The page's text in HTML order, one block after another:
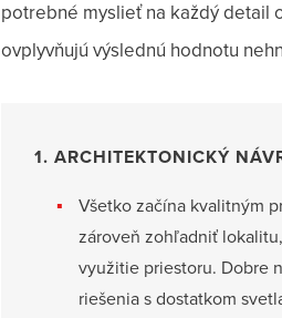
potrebné myslieť na každý detail
ovplyvňujú výslednú hodnotu
1. ARCHITEKTONICKÝ
Všetko začína kvalitným
zároveň zohľadniť
využitie priestoru. Dobre
riešenia s dostatkom